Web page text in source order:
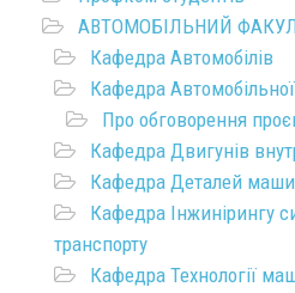
АВТОМОБІЛЬНИЙ
Кафедра Автомобілів
Кафедра
Про обговорення
Кафедра Двигунів
Кафедра Деталей
Кафедра Інжинірингу
транспорту
Кафедра Технології